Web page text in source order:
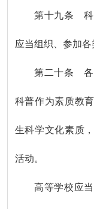
第十九条 科
应当组织、参加各
第二十条 各
科普作为素质教
生科学文化素质
活动。
高等学校应